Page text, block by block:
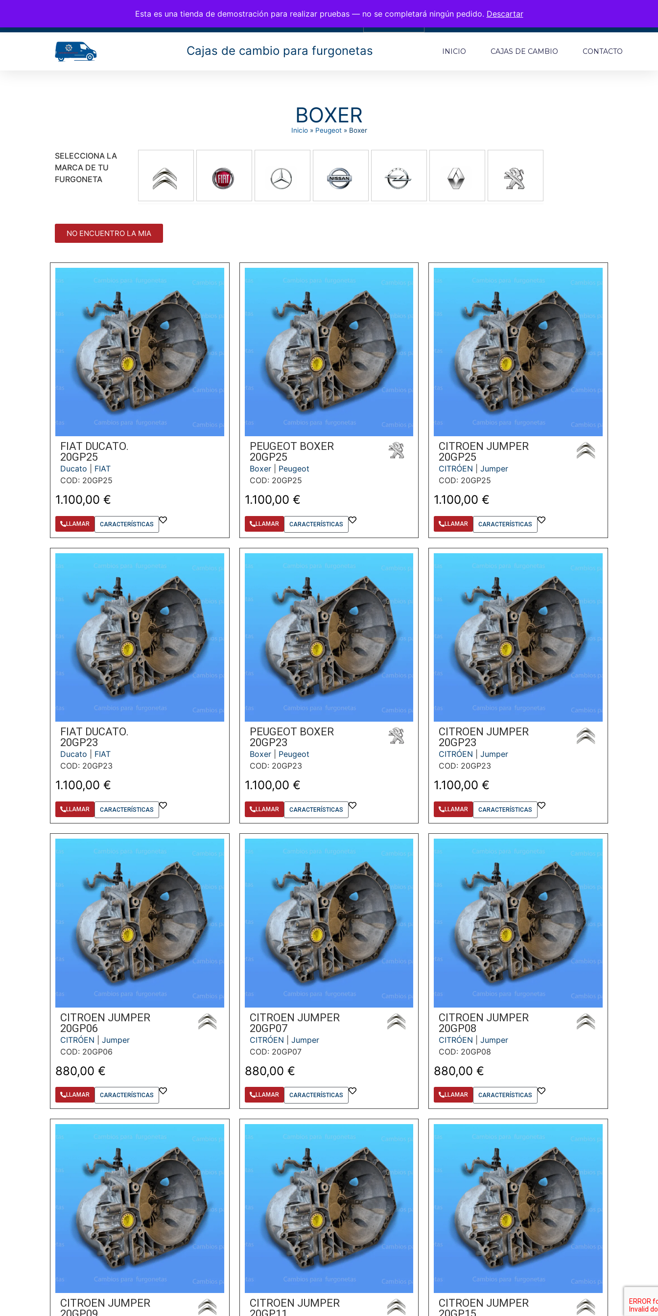
Esta es una tienda de demostración para realizar pruebas — no se completará ningún pedido. Descartar
info@cambiosfurgo.com CAMBIOS PARA FURGONETAS
0,00€
Cajas de cambio para furgonetas INICIO CAJAS DE CAMBIO CONTACTO
BOXER
Inicio» Peugeot» Boxer
SELECCIONA LA
MARCA DE TU
FURGONETA
NO ENCUENTRO LA MIA
FIAT DUCATO.
20GP25
Ducato
FIAT
COD: 20GP25
1.100,00 €
LLAMAR CARACTERÍSTICAS
PEUGEOT BOXER
20GP25
Boxer| Peugeot
COD: 20GP25
1.100,00 €
LLAMAR CARACTERÍSTICAS
CITROEN JUMPER
20GP25
CITRÓEN |Jumper
COD: 20GP25
1.100,00€
LLAMAR CARACTERÍSTICAS
FIAT DUCATO.
20GP23
Ducato
FIAT
COD: 20GP23
1.100,00 €
LLAMAR CARACTERÍSTICAS
PEUGEOT BOXER
20GP23
Boxer| Peugeot
COD: 20GP23
1.100,00 €
LLAMAR CARACTERÍSTICAS
CITROEN JUMPER
20GP23
CITRÓEN |Jumper
COD: 20GP23
1.100,00€
LLAMAR CARACTERÍSTICAS
CITROEN JUMPER
20GP06
CITRÓEN
Jumper
COD: 20GP06
880,00 €
LLAMAR CARACTERÍSTICAS
CITROEN JUMPER
20GP07
CITRÓEN
Jumper
COD: 20GP07
880,00 €
LLAMAR CARACTERÍSTICAS
CITROEN JUMPER
20GP08
CITRÓEN |Jumper
COD: 20GP08
880,00€
LLAMAR CARACTERÍSTICAS
CITROEN JUMPER
CITROEN JUMPER
CITROEN JUMPER